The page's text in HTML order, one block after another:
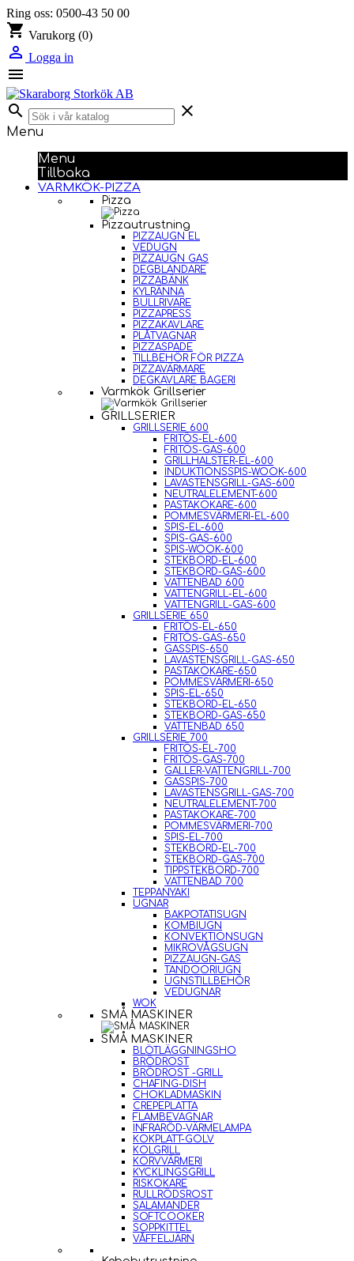
Ring oss: 0500-43 50 00
shopping_cart Varukorg (0)
 Logga in

search
clear
Menu
Menu
Tillbaka
VARMKÖK-PIZZA
Pizza
Pizzautrustning
PIZZAUGN EL
VEDUGN
PIZZAUGN GAS
DEGBLANDARE
PIZZABÄNK
KYLRÄNNA
BULLRIVARE
PIZZAPRESS
PIZZAKAVLARE
PLÅTVAGNAR
PIZZASPADE
TILLBEHÖR FÖR PIZZA
PIZZAVÄRMARE
DEGKAVLARE BAGERI
Varmkök Grillserier
GRILLSERIER
GRILLSERIE 600
FRITÖS-EL-600
FRITÖS-GAS-600
GRILLHALSTER-EL-600
INDUKTIONSSPIS-WOOK-600
LAVASTENSGRILL-GAS-600
NEUTRALELEMENT-600
PASTAKOKARE-600
POMMESVÄRMERI-EL-600
SPIS-EL-600
SPIS-GAS-600
SPIS-WOOK-600
STEKBORD-EL-600
STEKBORD-GAS-600
VATTENBAD 600
VATTENGRILL-EL-600
VATTENGRILL-GAS-600
GRILLSERIE 650
FRITÖS-EL-650
FRITÖS-GAS-650
GASSPIS-650
LAVASTENSGRILL-GAS-650
PASTAKOKARE-650
POMMESVÄRMERI-650
SPIS-EL-650
STEKBORD-EL-650
STEKBORD-GAS-650
VATTENBAD 650
GRILLSERIE 700
FRITÖS-EL-700
FRITÖS-GAS-700
GALLER-VATTENGRILL-700
GASSPIS-700
LAVASTENSGRILL-GAS-700
NEUTRALELEMENT-700
PASTAKOKARE-700
POMMESVÄRMERI-700
SPIS-EL-700
STEKBORD-EL-700
STEKBORD-GAS-700
TIPPSTEKBORD-700
VATTENBAD 700
TEPPANYAKI
UGNAR
BAKPOTATISUGN
KOMBIUGN
KONVEKTIONSUGN
MIKROVÅGSUGN
PIZZAUGN-GAS
TANDOORIUGN
UGNSTILLBEHÖR
VEDUGNAR
WOK
SMÅ MASKINER
SMÅ MASKINER
BLÖTLÄGGNINGSHO
BRÖDROST
BRÖDROST -GRILL
CHAFING-DISH
CHOKLADMASKIN
CREPEPLATTA
FLAMBEVAGNAR
INFRARÖD-VÄRMELAMPA
KOKPLATT-GOLV
KOLGRILL
KORVVÄRMERI
KYCKLINGSGRILL
RISKOKARE
RULLRÖDSROST
SALAMANDER
SOFTCOOKER
SOPPKITTEL
VÅFFELJÄRN